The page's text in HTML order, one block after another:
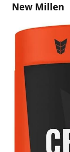
New Millen